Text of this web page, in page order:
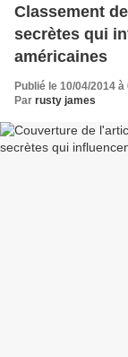
Classement
secrètes qui
américaines
Publié le 10/04/2014 à
Par rusty james